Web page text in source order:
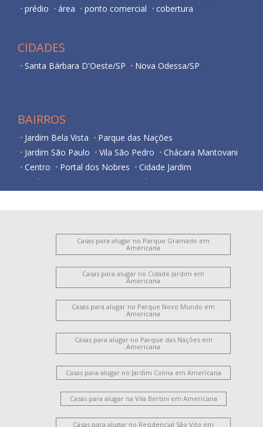
prédio
área ponto comercial cobertura
CIDADES
Santa Bárbara D'Oeste/SP Nova Odessa/SP
BAIRROS
Jardim Bela Vista
Parque das Nações
Jardim São Paulo
Vila São Pedro
Chácara Mantovani
Centro
Portal dos Nobres
Cidade Jardim
Jardim Santana
Jardim São Roque
Parque Nova Carioba
Chácara Machadinho II
Vila Cordenonsi
Vila Santo Antônio
Chácara Girassol
Jardim Girassol
Santo Antônio
Casas para alugar no Parque Gramado em
Americana
Casas para alugar no Cidade Jardim em
Americana
Casas para alugar no Parque Novo Mundo em
Americana
Casas para alugar no Parque das Nações em
Americana
Casas para alugar no Jardim Colina em Americana
Casas para alugar na Vila Bertini em Americana
Casas para alugar no Residencial São Vito em